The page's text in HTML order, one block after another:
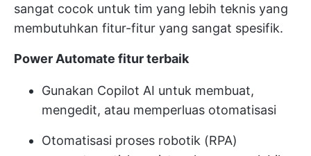
sangat cocok untuk tim yang lebih teknis yang
membutuhkan fitur-fitur yang sangat spesifik.
Power Automate fitur terbaik
Gunakan Copilot AI untuk membuat,
mengedit, atau memperluas otomatisasi
Otomatisasi proses robotik (RPA)